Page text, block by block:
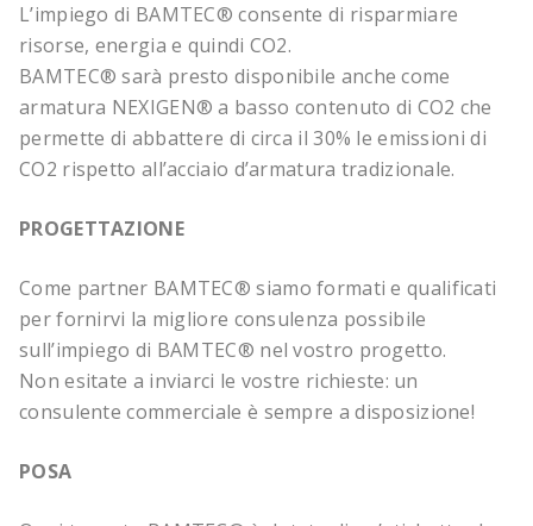
L’impiego di BAMTEC® consente di risparmiare
risorse, energia e quindi CO2.
BAMTEC® sarà presto disponibile anche come
armatura NEXIGEN® a basso contenuto di CO2 che
permette di abbattere di circa il 30% le emissioni di
CO2 rispetto all’acciaio d’armatura tradizionale.
PROGETTAZIONE
Come partner BAMTEC® siamo formati e qualificati
per fornirvi la migliore consulenza possibile
sull’impiego di BAMTEC® nel vostro progetto.
Non esitate a inviarci le vostre richieste: un
consulente commerciale è sempre a disposizione!
POSA